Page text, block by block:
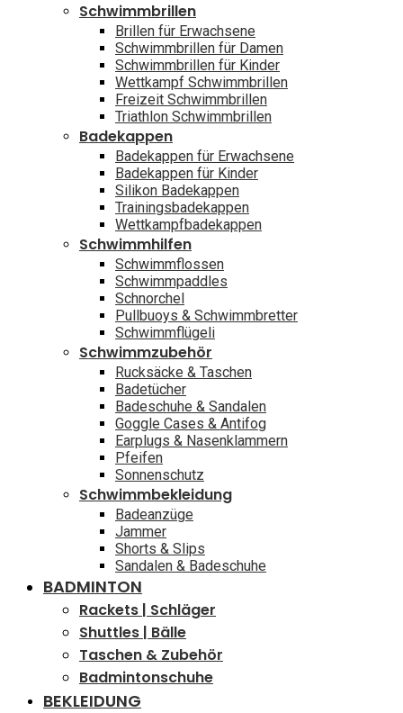
Schwimmbrillen
Brillen für Erwachsene
Schwimmbrillen für Damen
Schwimmbrillen für Kinder
Wettkampf Schwimmbrillen
Freizeit Schwimmbrillen
Triathlon Schwimmbrillen
Badekappen
Badekappen für Erwachsene
Badekappen für Kinder
Silikon Badekappen
Trainingsbadekappen
Wettkampfbadekappen
Schwimmhilfen
Schwimmflossen
Schwimmpaddles
Schnorchel
Pullbuoys & Schwimmbretter
Schwimmflügeli
Schwimmzubehör
Rucksäcke & Taschen
Badetücher
Badeschuhe & Sandalen
Goggle Cases & Antifog
Earplugs & Nasenklammern
Pfeifen
Sonnenschutz
Schwimmbekleidung
Badeanzüge
Jammer
Shorts & Slips
Sandalen & Badeschuhe
BADMINTON
Rackets | Schläger
Shuttles | Bälle
Taschen & Zubehör
Badmintonschuhe
BEKLEIDUNG